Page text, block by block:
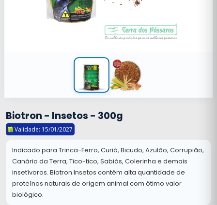
Biotron - Insetos - 300g
Validade: 15/01/2027
Indicado para Trinca-Ferro, Curió, Bicudo, Azulão, Corrupião,
Canário da Terra, Tico-tico, Sabiás, Colerinha e demais
insetívoros. Biotron Insetos contém alta quantidade de
proteínas naturais de origem animal com ótimo valor
biológico.